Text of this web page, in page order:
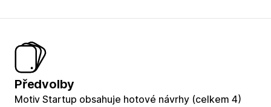
Předvolby
Motiv Startup obsahuje hotové návrhy (celkem 4)